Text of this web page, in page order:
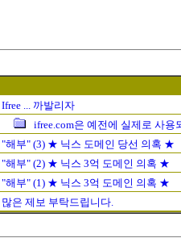
Ifree ... 까발리자
ifree.com은 예전에 실제로 사
"해부" (3) ★ 닉스 도메인 당선 의혹 ★
"해부" (2) ★ 닉스 3억 도메인 의혹 ★
"해부" (1) ★ 닉스 3억 도메인 의혹 ★
많은 제보 부탁드립니다.